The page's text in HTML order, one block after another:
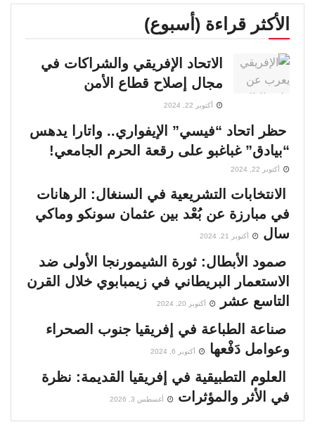
الأكثر قراءة (أسبوع)
الاتحاد الإفريقي والشراكات في
مجال إصلاح قطاع الأمن
أكتوبر 22, 2024
حظر اتحاد “فيسي” الإيفواري.. واتارا يدهس
“بيادق” غباغبو على رقعة الحرم الجامعي!
أكتوبر 22, 2024
الانتخابات التشريعية في السنغال: الرهانات
في مبارزة عن بُعْد بين عثمان سونكو وماكي
سال
أكتوبر 21, 2024
صمود الأبطال: ثورة الشيمورنجا الأولى ضد
الاستعمار البريطاني في زيمبابوي خلال القرن
التاسع عشر
أكتوبر 20, 2024
صناعة الطباعة في إفريقيا جنوب الصحراء
وعوامل دَفْعها
أكتوبر 6, 2024
العلوم التطبيقية في إفريقيا القديمة: نظرة
في الأثر والمؤثرات
أغسطس 3, 2026